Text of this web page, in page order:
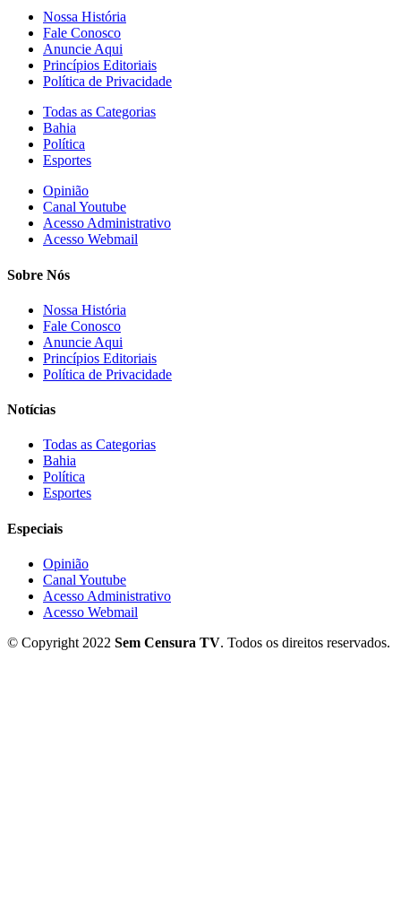
Nossa História
Fale Conosco
Anuncie Aqui
Princípios Editoriais
Política de Privacidade
Todas as Categorias
Bahia
Política
Esportes
Opinião
Canal Youtube
Acesso Administrativo
Acesso Webmail
Sobre Nós
Nossa História
Fale Conosco
Anuncie Aqui
Princípios Editoriais
Política de Privacidade
Notícias
Todas as Categorias
Bahia
Política
Esportes
Especiais
Opinião
Canal Youtube
Acesso Administrativo
Acesso Webmail
© Copyright 2022 Sem Censura TV. Todos os direitos reservados.